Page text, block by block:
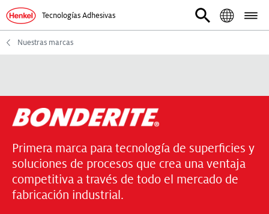
Tecnologías Adhesivas
Nuestras marcas
Primera marca para tecnología de superficies y
soluciones de procesos que crea una ventaja
competitiva a través de todo el mercado de
fabricación industrial.